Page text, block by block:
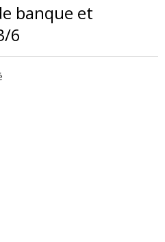
banque et
6